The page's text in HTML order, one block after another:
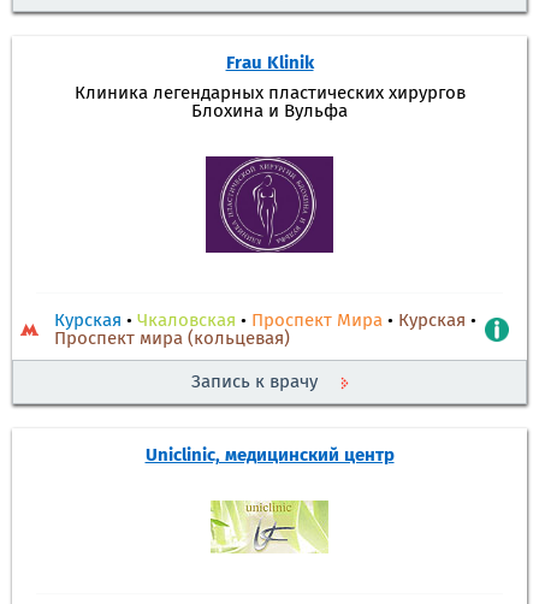
Frau Klinik
Клиника легендарных пластических хирургов
Блохина и Вульфа
Курская • Чкаловская • Проспект Мира • Курская •
Проспект мира (кольцевая)
Запись к врачу
Uniclinic, медицинский центр